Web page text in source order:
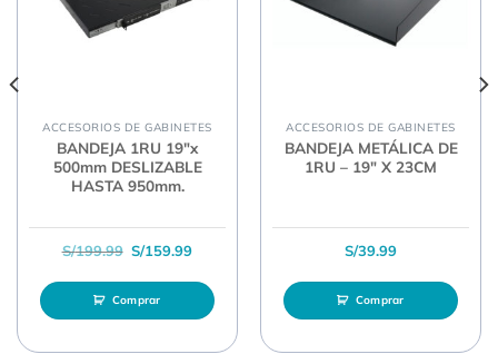
ACCESORIOS DE GABINETES
BANDEJA 1RU 19″x
500mm DESLIZABLE
HASTA 950mm.
S/199.99 El precio original era: S/199.99.
S/159.99El precio actual es: S/159.99.
Comprar
ACCESORIOS DE GABINETES
BANDEJA METÁLICA DE
1RU – 19″ X 23CM
S/39.99
Comprar